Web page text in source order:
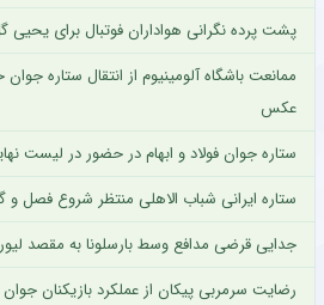
پشت پرده نگرانی هواداران فوتبال برای
ممانعت باشگاه آلومینیوم از انتقال ستاره
عکس
ستاره جوان فولاد و ابهام در حضور در لیست
ستاره ایرانی شباب الاهلی منتظر شروع فصل و
جدایی قرضی مدافع وسط بارسلونا به مقصد
رضایت سرمربی پیکان از عملکرد بازیکنان